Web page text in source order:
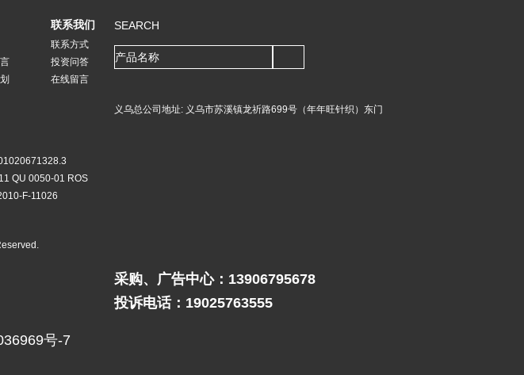
联系我们
联系方式
投资问答
在线留言
QU 0050-01 ROS
F-11026
SEARCH
义乌总公司地址: 义乌市苏溪镇龙祈路699号（年年旺针织）东门
采购、广告中心：13906795678
投诉电话：19025763555
号-7